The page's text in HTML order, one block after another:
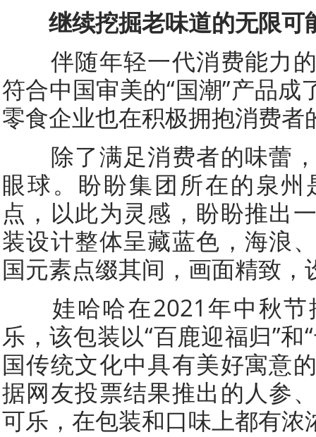
继续挖掘老味道的无限可
伴随年轻一代消费能力的
符合中国审美的“国潮”产品
零食企业也在积极拥抱消费者
除了满足消费者的味蕾，
眼球。盼盼集团所在的泉
点，以此为灵感，盼盼推出
装设计整体呈藏蓝色，海浪
国元素点缀其间，画面精致，
娃哈哈在2021年中秋节
乐，该包装以“百鹿迎福归”
国传统文化中具有美好寓意
据网友投票结果推出的人参
可乐，在包装和口味上都有浓